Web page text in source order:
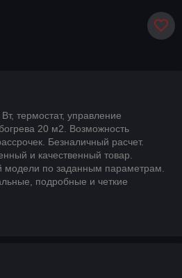
термостат, управление
20 м2. Возможность
Безналичный расчет.
и качественный товар.
модели по заданным параметрам.
подробные и четкие